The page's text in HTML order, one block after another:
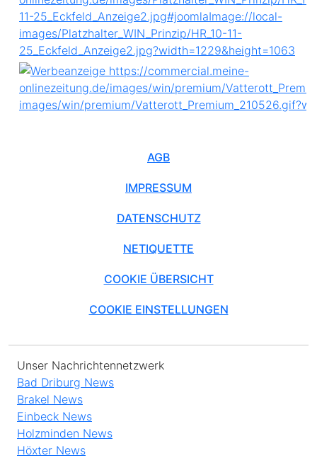
AGB
IMPRESSUM
DATENSCHUTZ
NETIQUETTE
COOKIE ÜBERSICHT
COOKIE EINSTELLUNGEN
Unser Nachrichtennetzwerk
Bad Driburg News
Brakel News
Einbeck News
Holzminden News
Höxter News